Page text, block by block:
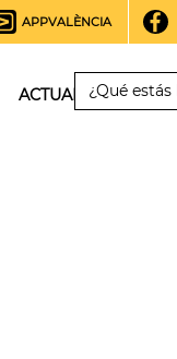
APPVALÈNCIA
ACTUALIDAD